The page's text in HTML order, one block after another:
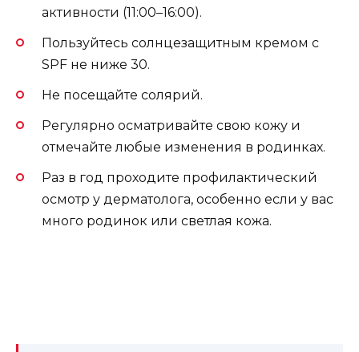
активности (11:00–16:00).
Пользуйтесь солнцезащитным кремом с
SPF не ниже 30.
Не посещайте солярий.
Регулярно осматривайте свою кожу и
отмечайте любые изменения в родинках.
Раз в год проходите профилактический
осмотр у дерматолога, особенно если у вас
много родинок или светлая кожа.